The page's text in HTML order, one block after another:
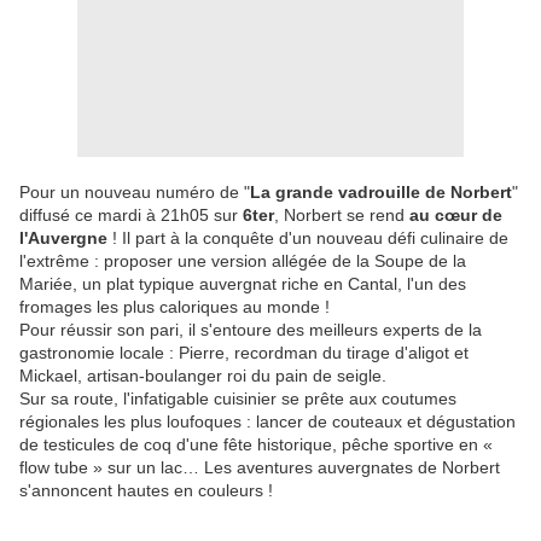
Pour un nouveau numéro de "La grande vadrouille de Norbert"
diffusé ce mardi à 21h05 sur 6ter, Norbert se rend au cœur de
l'Auvergne ! Il part à la conquête d'un nouveau défi culinaire de
l'extrême : proposer une version allégée de la Soupe de la
Mariée, un plat typique auvergnat riche en Cantal, l'un des
fromages les plus caloriques au monde !
Pour réussir son pari, il s'entoure des meilleurs experts de la
gastronomie locale : Pierre, recordman du tirage d'aligot et
Mickael, artisan-boulanger roi du pain de seigle.
Sur sa route, l'infatigable cuisinier se prête aux coutumes
régionales les plus loufoques : lancer de couteaux et dégustation
de testicules de coq d'une fête historique, pêche sportive en «
flow tube » sur un lac… Les aventures auvergnates de Norbert
s'annoncent hautes en couleurs !